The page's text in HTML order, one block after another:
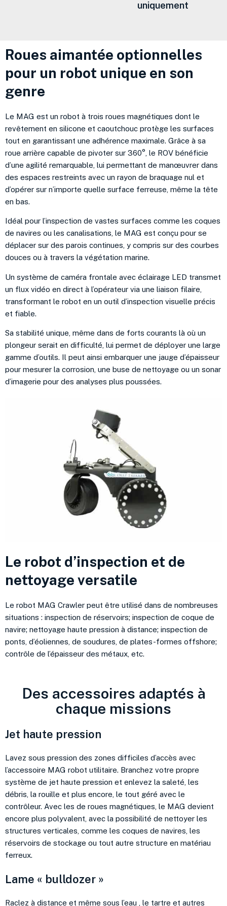
uniquement
Roues aimantée optionnelles
pour un robot unique en son
genre
Le MAG est un robot à trois roues magnétiques dont le
revêtement en silicone et caoutchouc protège les surfaces
tout en garantissant une adhérence maximale. Grâce à sa
roue arrière capable de pivoter sur 360°, le ROV bénéficie
d’une agilité remarquable, lui permettant de manœuvrer dans
des espaces restreints avec un rayon de braquage nul et
d’opérer sur n’importe quelle surface ferreuse, même la tête
en bas.
Idéal pour l’inspection de vastes surfaces comme les coques
de navires ou les canalisations, le MAG est conçu pour se
déplacer sur des parois continues, y compris sur des courbes
douces ou à travers la végétation marine.
Un système de caméra frontale avec éclairage LED transmet
un flux vidéo en direct à l’opérateur via une liaison filaire,
transformant le robot en un outil d’inspection visuelle précis
et fiable.
Sa stabilité unique, même dans de forts courants là où un
plongeur serait en difficulté, lui permet de déployer une large
gamme d’outils. Il peut ainsi embarquer une jauge d’épaisseur
pour mesurer la corrosion, une buse de nettoyage ou un sonar
d’imagerie pour des analyses plus poussées.
Le robot d’inspection et de
nettoyage versatile
Le robot MAG Crawler peut être utilisé dans de nombreuses
situations : inspection de réservoirs; inspection de coque de
navire; nettoyage haute pression à distance; inspection de
ponts, d’éoliennes, de soudures, de plates-formes offshore;
contrôle de l’épaisseur des métaux, etc.
Des accessoires adaptés à
chaque missions
Jet haute pression
Lavez sous pression des zones difficiles d’accès avec
l’accessoire MAG robot utilitaire. Branchez votre propre
système de jet haute pression et enlevez la saleté, les
débris, la rouille et plus encore, le tout géré avec le
contrôleur. Avec les de roues magnétiques, le MAG devient
encore plus polyvalent, avec la possibilité de nettoyer les
structures verticales, comme les coques de navires, les
réservoirs de stockage ou tout autre structure en matériau
ferreux.
Lame « bulldozer »
Raclez à distance et même sous l’eau , le tartre et autres